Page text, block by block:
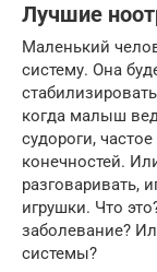
Лучшие
Маленький
систему. Она
когда малыш
судороги,
конечностей.
разговаривать,
игрушки. Что
заболевание?
системы?